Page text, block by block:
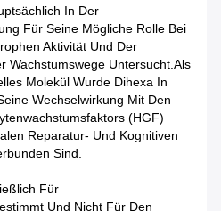
In Der
Für Seine Mögliche Rolle Bei
Aktivität Und Der
Wachstumswege Untersucht.Als
Molekül Wurde Dihexa In
Wechselwirkung Mit Den
(HGF)
Reparatur- Und Kognitiven
Sind.
Für
Und Nicht Für Den